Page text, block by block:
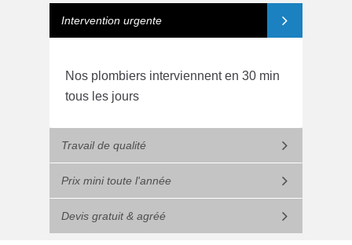
Intervention urgente
Nos plombiers interviennent en 30 min
tous les jours
Travail de qualité
Prix mini toute l'année
Devis gratuit & agréé